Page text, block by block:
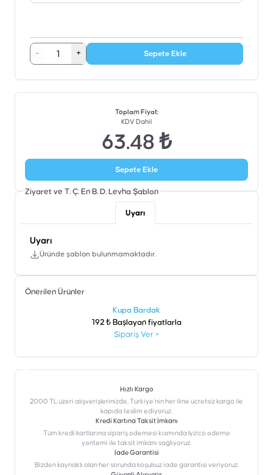
- + Sepete Ekle
Toplam Fiyat:
KDV Dahil
63.48 ₺
Sepete Ekle
Ziyaret ve T. Ç. En B. D. Levha Şablon
Uyarı
Uyarı
Üründe şablon bulunmamaktadır.
Önerilen Ürünler
Kupa Bardak
192 ₺ Başlayan fiyatlarla
Sipariş Ver >
Hızlı Kargo
2000 TL üzeri alışverişlerinizde, Türkiye’nin her iline ücretsiz kargo ile
kapıda teslim ediyoruz.
Kredi Kartına Taksit İmkanı
‎Tüm kredi kartlarına sipariş ödemesi kısmında İyzico ödeme
yöntemi ile taksit imkanı sağlıyoruz.
İade Garantisi
Bizden kaynaklı olan her sorunda koşulsuz iade garantisi veriyoruz.